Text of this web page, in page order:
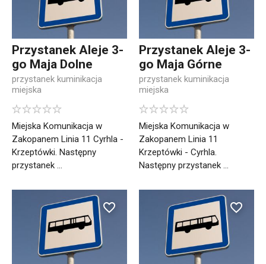
Przystanek Aleje 3-
go Maja Dolne
przystanek kuminikacja
miejska
Miejska Komunikacja w
Zakopanem Linia 11 Cyrhla -
Krzeptówki. Następny
przystanek ...
Przystanek Aleje 3-
go Maja Górne
przystanek kuminikacja
miejska
Miejska Komunikacja w
Zakopanem Linia 11
Krzeptówki - Cyrhla.
Następny przystanek ...